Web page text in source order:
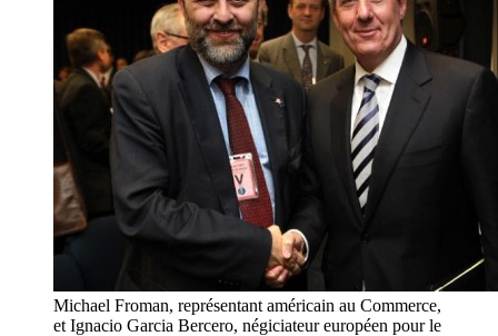
Michael Froman, représentant américain au Commerce,
et Ignacio Garcia Bercero, négiciateur européen pour le